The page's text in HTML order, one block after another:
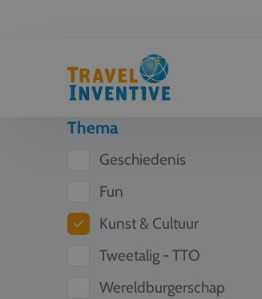
Thema
Geschiedenis
Fun
Kunst & Cultuur
Tweetalig - TTO
Wereldburgerschap